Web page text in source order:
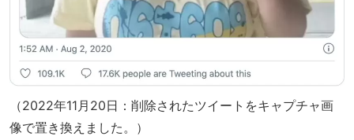
（2022年11月20日：削除されたツイートをキャプチャ画
像で置き換えました。）